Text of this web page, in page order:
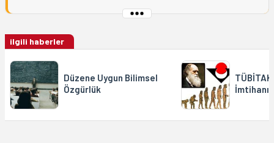
ilgili haberler
Düzene Uygun Bilimsel
Özgürlük
İmtihanı